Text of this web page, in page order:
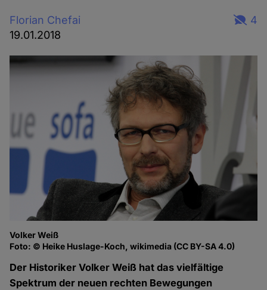
Florian Chefai
19.01.2018
4
Volker Weiß
Foto: © Heike Huslage-Koch, wikimedia (CC BY-SA 4.0)
Der Historiker Volker Weiß hat das vielfältige
Spektrum der neuen rechten Bewegungen